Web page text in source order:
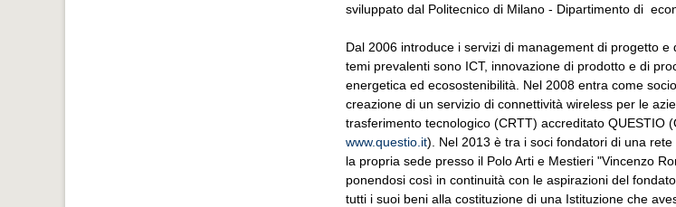
sviluppato dal Politecnico di Milano - Dipartimento di
Dal 2006 introduce i servizi di management di progetto
temi prevalenti sono ICT, innovazione di prodotto e di
energetica ed ecosostenibilità. Nel 2008 entra come
creazione di un servizio di connettività wireless per le
trasferimento tecnologico (CRTT) accreditato QUESTIO
www.questio.it). Nel 2013 è tra i soci fondatori di una
la propria sede presso il Polo Arti e Mestieri "Vincenzo
ponendosi così in continuità con le aspirazioni del
tutti i suoi beni alla costituzione di una Istituzione che